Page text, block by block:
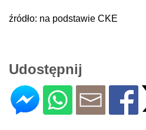
źródło: na podstawie CKE
Udostępnij